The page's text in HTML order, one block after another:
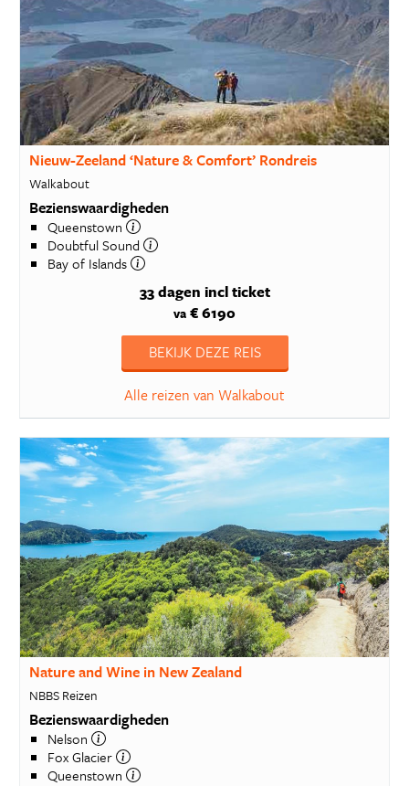
Nieuw-Zeeland ‘Nature & Comfort’ Rondreis
Walkabout
Bezienswaardigheden
Queenstown
Doubtful Sound
Bay of Islands
33 dagen incl ticket
va € 6190
BEKIJK DEZE REIS
Alle reizen van Walkabout
Nature and Wine in New Zealand
NBBS Reizen
Bezienswaardigheden
Nelson
Fox Glacier
Queenstown